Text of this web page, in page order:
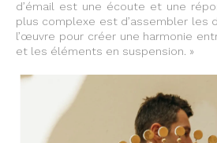
d’émail est une écoute et une
plus complexe est d’assembler les
l’œuvre pour créer une harmonie
et les éléments en suspension. »